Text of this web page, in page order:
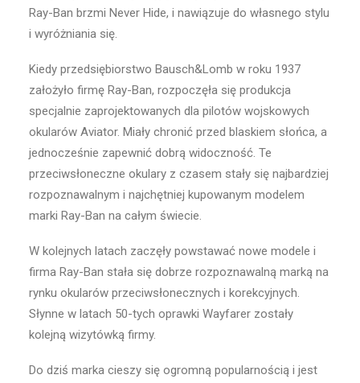
Ray-Ban brzmi Never Hide, i nawiązuje do własnego stylu
i wyróżniania się.
Kiedy przedsiębiorstwo Bausch&Lomb w roku 1937
założyło firmę Ray-Ban, rozpoczęła się produkcja
specjalnie zaprojektowanych dla pilotów wojskowych
okularów Aviator. Miały chronić przed blaskiem słońca, a
jednocześnie zapewnić dobrą widoczność. Te
przeciwsłoneczne okulary z czasem stały się najbardziej
rozpoznawalnym i najchętniej kupowanym modelem
marki Ray-Ban na całym świecie.
W kolejnych latach zaczęły powstawać nowe modele i
firma Ray-Ban stała się dobrze rozpoznawalną marką na
rynku okularów przeciwsłonecznych i korekcyjnych.
Słynne w latach 50-tych oprawki Wayfarer zostały
kolejną wizytówką firmy.
Do dziś marka cieszy się ogromną popularnością i jest